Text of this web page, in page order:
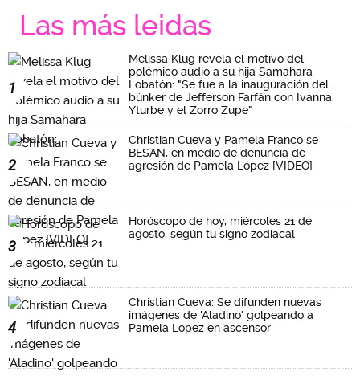
Las más leidas
1
Melissa Klug revela el motivo del
polémico audio a su hija Samahara
Lobatón: "Se fue a la inauguración del
búnker de Jefferson Farfán con Ivanna
Yturbe y el Zorro Zupe"
2
Christian Cueva y Pamela Franco se
BESAN, en medio de denuncia de
agresión de Pamela López [VIDEO]
3
Horóscopo de hoy, miércoles 21 de
agosto, según tu signo zodiacal
4
Christian Cueva: Se difunden nuevas
imágenes de 'Aladino' golpeando a
Pamela López en ascensor